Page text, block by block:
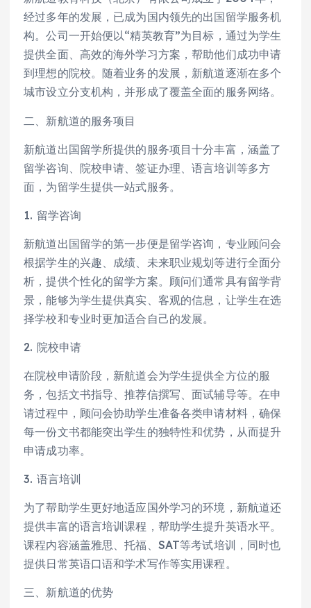
经过多年的发展，已成为国内领先的出国留学服务机
构。公司一开始便以“精英教育”为目标，通过为学生
提供全面、高效的海外学习方案，帮助他们成功申请
到理想的院校。随着业务的发展，新航道逐渐在多个
城市设立分支机构，并形成了覆盖全面的服务网络。
二、新航道的服务项目
新航道出国留学所提供的服务项目十分丰富，涵盖了
留学咨询、院校申请、签证办理、语言培训等多方
面，为留学生提供一站式服务。
1. 留学咨询
新航道出国留学的第一步便是留学咨询，专业顾问会
根据学生的兴趣、成绩、未来职业规划等进行全面分
析，提供个性化的留学方案。顾问们通常具有留学背
景，能够为学生提供真实、客观的信息，让学生在选
择学校和专业时更加适合自己的发展。
2. 院校申请
在院校申请阶段，新航道会为学生提供全方位的服
务，包括文书指导、推荐信撰写、面试辅导等。在申
请过程中，顾问会协助学生准备各类申请材料，确保
每一份文书都能突出学生的独特性和优势，从而提升
申请成功率。
3. 语言培训
为了帮助学生更好地适应国外学习的环境，新航道还
提供丰富的语言培训课程，帮助学生提升英语水平。
课程内容涵盖雅思、托福、SAT等考试培训，同时也
提供日常英语口语和学术写作等实用课程。
三、新航道的优势